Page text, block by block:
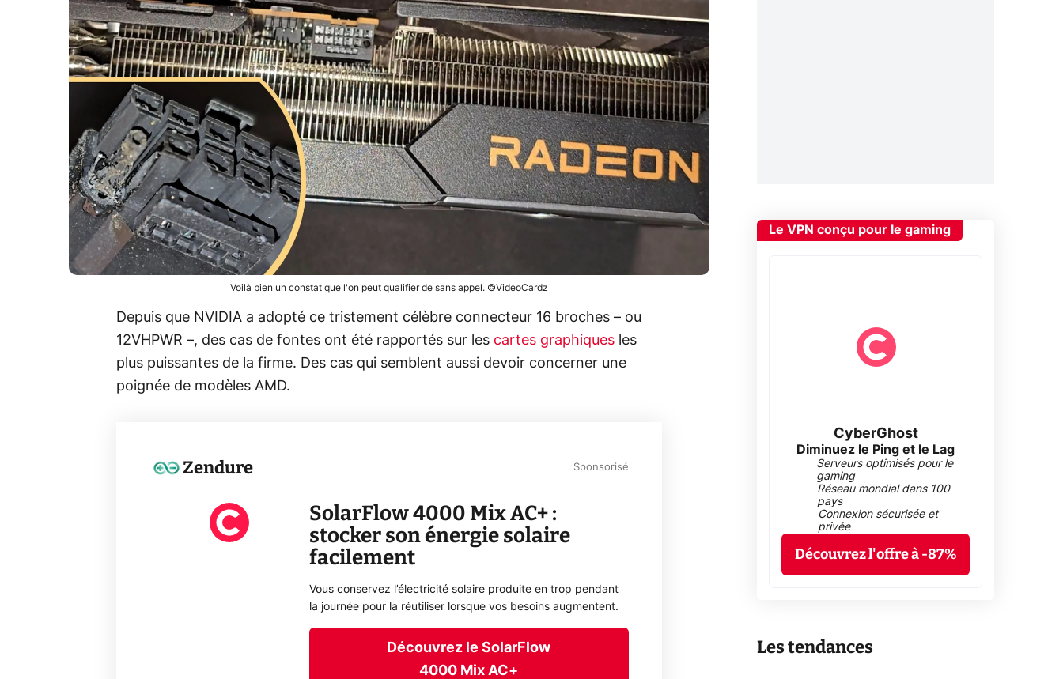
Voilà bien un constat que l'on peut qualifier de sans appel. ©VideoCardz
Depuis que NVIDIA a adopté ce tristement célèbre connecteur 16 broches – ou
12VHPWR –, des cas de fontes ont été rapportés sur les cartes graphiques les
plus puissantes de la firme. Des cas qui semblent aussi devoir concerner une
poignée de modèles AMD.
Zendure Sponsorisé
SolarFlow 4000 Mix AC+ :
stocker son énergie solaire
facilement
Vous conservez l’électricité solaire produite en trop pendant
la journée pour la réutiliser lorsque vos besoins augmentent.
Découvrez le SolarFlow
4000 Mix AC+
Le VPN conçu pour le gaming
CyberGhost
Diminuez le Ping et le Lag
Serveurs optimisés pour le
gaming
Réseau mondial dans 100
pays
Connexion sécurisée et
privée
Découvrez l'offre à -87%
Les tendances